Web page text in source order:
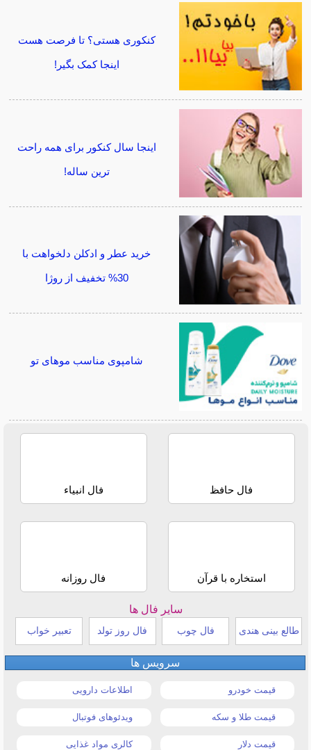
کنکوری هستی؟ تا فرصت هست
اینجا کمک بگیر!
اینجا سال کنکور برای همه راحت
ترین ساله!
خرید عطر و ادکلن دلخواهت با
30% تخفیف از روژا
شامپوی مناسب موهای تو
فال حافظ فال انبیاء
استخاره با قرآن فال روزانه
سایر فال ها
طالع بینی هندی فال چوب فال روز تولد تعبیر خواب
سرویس ها
قیمت خودرو اطلاعات دارویی
قیمت طلا و سکه ویدئوهای فوتبال
قیمت دلار کالری مواد غذایی